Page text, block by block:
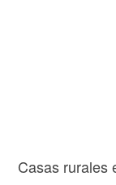
Casas rurales